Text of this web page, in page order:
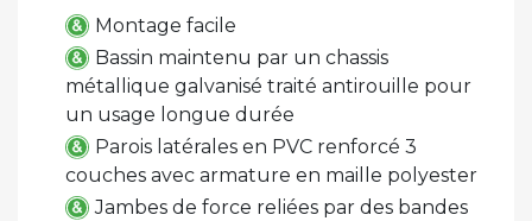
Montage facile
Bassin maintenu par un chassis
métallique galvanisé traité antirouille pour
un usage longue durée
Parois latérales en PVC renforcé 3
couches avec armature en maille polyester
Jambes de force reliées par des bandes